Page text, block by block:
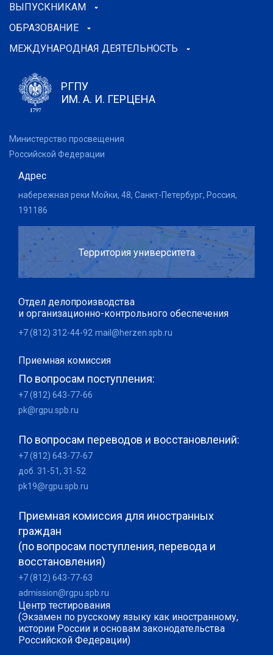
ВЫПУСКНИКАМ
ОБРАЗОВАНИЕ
МЕЖДУНАРОДНАЯ ДЕЯТЕЛЬНОСТЬ
РГПУ
ИМ. А. И. ГЕРЦЕНА
Министерство просвещения
Российской Федерации
Адрес
набережная реки Мойки, 48, Санкт-Петербург, Россия,
191186
Территория университета
Отдел делопроизводства
и организационно-контрольного обеспечения
+7 (812) 312-44-92 mail@herzen.spb.ru
Приемная комиссия
По вопросам поступления:
+7 (812) 643-77-66
pk@rgpu.spb.ru
По вопросам переводов и восстановлений:
+7 (812) 643-77-67
доб. 31-51, 31-52
pk19@rgpu.spb.ru
Приемная комиссия для иностранных
граждан
(по вопросам поступления, перевода и
восстановления)
+7 (812) 643-77-63
admission@rgpu.spb.ru
Центр тестирования
(Экзамен по русскому языку как иностранному,
истории России и основам законодательства
Российской Федерации)